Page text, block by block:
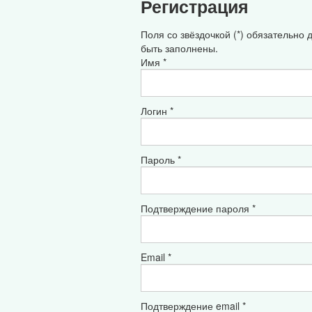
Регистрация
Поля со звёздочкой (*) обязательно
быть заполнены.
Имя *
Логин *
Пароль *
Подтверждение пароля *
Email *
Подтверждение email *